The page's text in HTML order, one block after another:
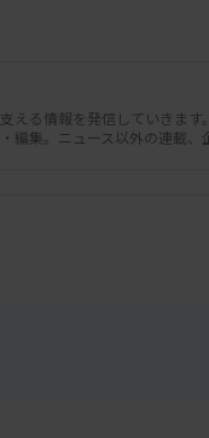
える情報を発信していきま
集。ニュース以外の連載、